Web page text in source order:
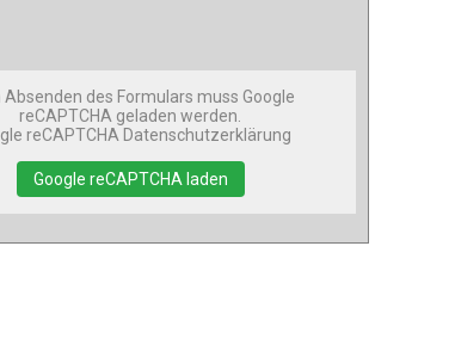
Absenden des Formulars muss Google
reCAPTCHA geladen werden.
reCAPTCHA Datenschutzerklärung
Google reCAPTCHA laden